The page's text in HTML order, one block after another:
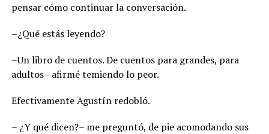
pensar cómo continuar la conversación.
–¿Qué estás leyendo?
–Un libro de cuentos. De cuentos para grandes, para
adultos– afirmé temiendo lo peor.
Efectivamente Agustín redobló.
– ¿Y qué dicen?– me preguntó, de pie acomodando sus